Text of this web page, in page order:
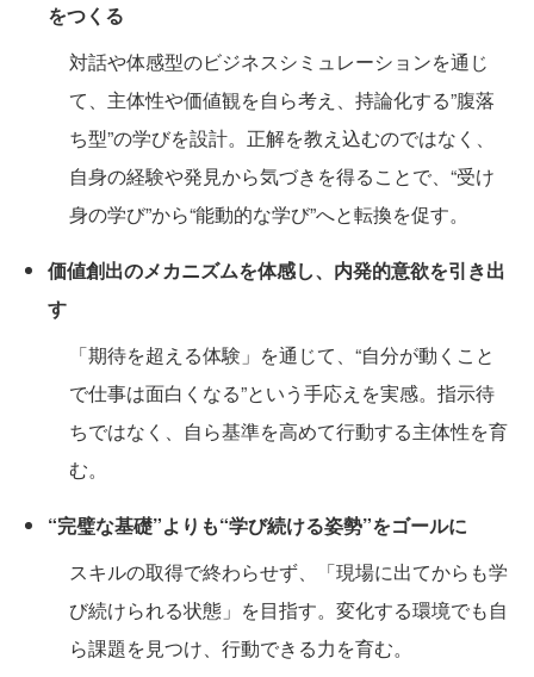
をつくる
対話や体感型のビジネスシミュレーションを通じ
て、主体性や価値観を自ら考え、持論化する”腹落
ち型”の学びを設計。正解を教え込むのではなく、
自身の経験や発見から気づきを得ることで、“受け
身の学び”から“能動的な学び”へと転換を促す。
価値創出のメカニズムを体感し、内発的意欲を引き出
す
「期待を超える体験」を通じて、“自分が動くこと
で仕事は面白くなる”という手応えを実感。指示待
ちではなく、自ら基準を高めて行動する主体性を育
む。
“完璧な基礎”よりも“学び続ける姿勢”をゴールに
スキルの取得で終わらせず、「現場に出てからも学
び続けられる状態」を目指す。変化する環境でも自
ら課題を見つけ、行動できる力を育む。